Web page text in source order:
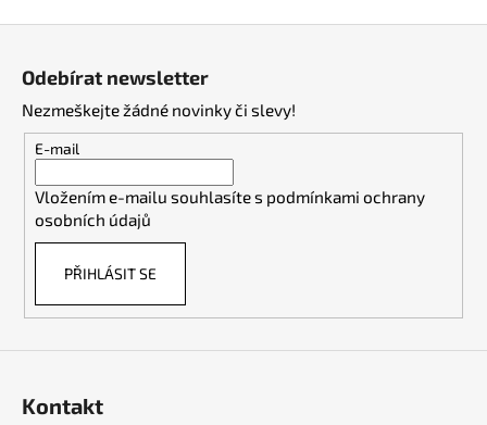
Odebírat newsletter
Nezmeškejte žádné novinky či slevy!
E-mail
Vložením e-mailu souhlasíte s podmínkami ochrany
osobních údajů
PŘIHLÁSIT SE
Kontakt